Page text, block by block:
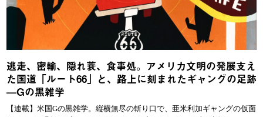
逃走、密輸、隠れ蓑、食事処。アメリカ文明の発展支え
た国道「ルート66」と、路上に刻まれたギャングの足跡
—Gの黒雑学
【連載】米国Gの黒雑学。縦横無尽の斬り口で、亜米利加ギャングの仮面